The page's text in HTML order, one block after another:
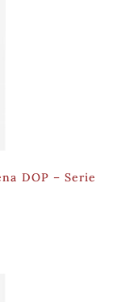
DOP – Serie